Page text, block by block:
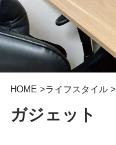
HOME >ライフスタイル >
ガジェット